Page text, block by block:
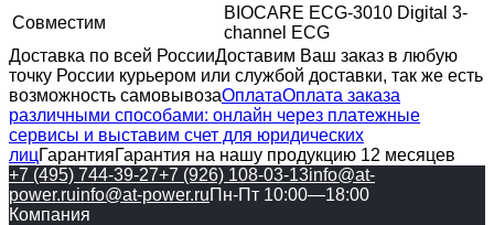
Совместим
BIOCARE ECG-3010 Digital 3-
channel ECG
Доставка по всей РоссииДоставим Ваш заказ в любую
точку России курьером или службой доставки, так же есть
возможность самовывозаОплатаОплата заказа
различными способами: онлайн через платежные
сервисы и выставим счет для юридических
лицГарантияГарантия на нашу продукцию 12 месяцев
+7 (495) 744-39-27+7 (926) 108-03-13info@at-
power.ruinfo@at-power.ruПн-Пт 10:00—18:00
Компания